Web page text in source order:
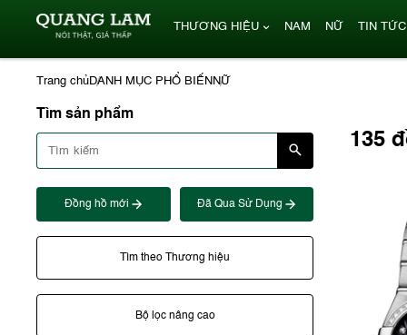
THƯƠNG HIỆU NAM NỮ TIN TỨC
Trang chủDANH MỤC PHỔ BIẾN NỮ
Tìm sản phẩm
Đồng hồ mới Đã Qua Sử Dụng
Tìm theo Thương hiệu
Bộ lọc nâng cao
135